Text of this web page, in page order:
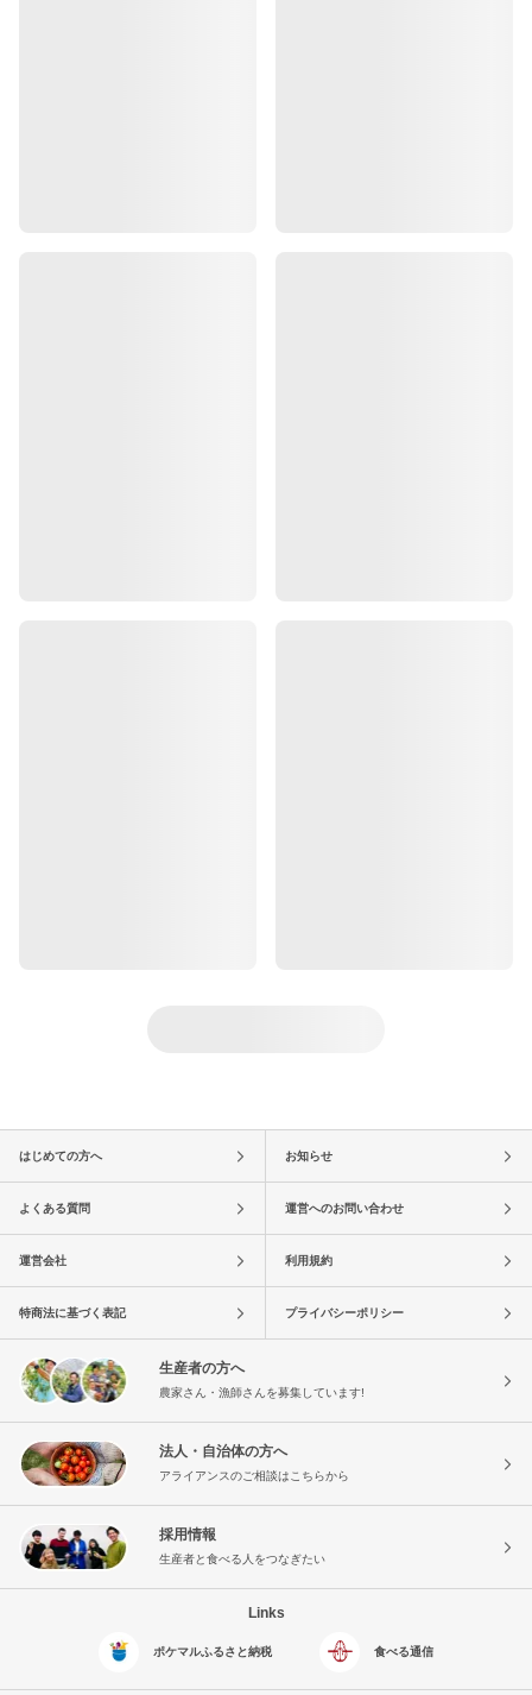
はじめての方へ お知らせ
よくある質問 運営へのお問い合わせ
運営会社 利用規約
特商法に基づく表記 プライバシーポリシー
生産者の方へ
農家さん・漁師さんを募集しています!
法人・自治体の方へ
アライアンスのご相談はこちらから
採用情報
生産者と食べる人をつなぎたい
Links
ポケマルふるさと納税 食べる通信